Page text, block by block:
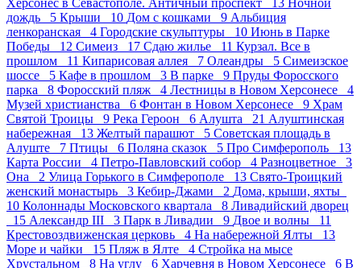
дождь 5 Крыши 10 Дом с кошками 9 Альбиция
ленкоранская 4 Городские скульптуры 10 Июнь в Парке
Победы 12 Симеиз 17 Сдаю жилье 11 Курзал. Все в
прошлом 11 Кипарисовая аллея 7 Олеандры 5 Симеизское
шоссе 5 Кафе в прошлом 3 В парке 9 Пруды Форосского
парка 8 Форосский пляж 4 Лестницы в Новом Херсонесе 4
Музей христианства 6 Фонтан в Новом Херсонесе 9 Храм
Святой Троицы 9 Река Героон 6 Алушта 21 Алуштинская
набережная 13 Желтый парашют 5 Советская площадь в
Алуште 7 Птицы 6 Поляна сказок 5 Про Симферополь 13
Карта России 4 Петро-Павловский собор 4 Разноцветное 3
Она 2 Улица Горького в Симферополе 13 Свято-Троицкий
женский монастырь 3 Кебир-Джами 2 Дома, крыши, яхты
10 Колоннады Московского квартала 8 Ливадийский дворец
15 Александр III 3 Парк в Ливадии 9 Двое и волны 11
Крестовоздвиженская церковь 4 На набережной Ялты 13
Море и чайки 15 Пляж в Ялте 4 Стройка на мысе
Хрустальном 8 На углу 6 Харчевня в Новом Херсонесе 6 В